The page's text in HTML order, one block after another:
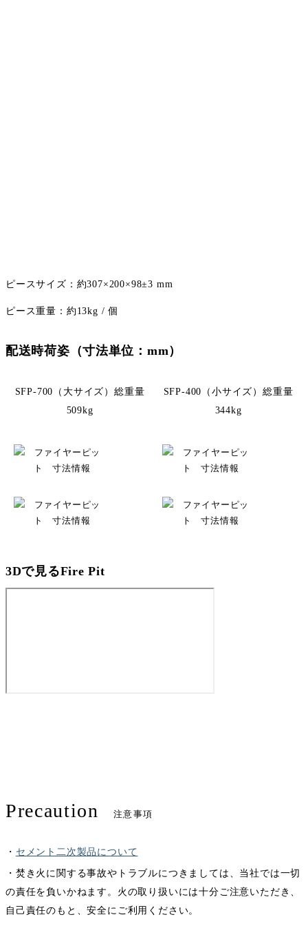
ピースサイズ：約307×200×98±3 mm
ピース重量：約13kg / 個
配送時荷姿（寸法単位：mm）
SFP-700（大サイズ）総重量
509kg
SFP-400（小サイズ）総重量
344kg
3Dで見るFire Pit
Precaution 注意事項
・ セメント二次製品について
・焚き火に関する事故やトラブルにつきましては、当社では一切
の責任を負いかねます。火の取り扱いには十分ご注意いただき、
自己責任のもと、安全にご利用ください。